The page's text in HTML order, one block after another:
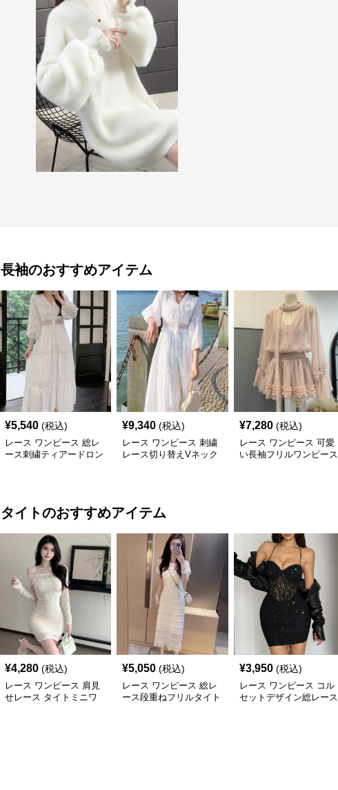
長袖のおすすめアイテム
¥5,540 (税込)
レース ワンピース 総レ
ース刺繍ティアードロン
¥9,340 (税込)
レース ワンピース 刺繍
レース切り替えVネック
¥7,280 (税込)
レース ワンピース 可愛
い長袖フリルワンピース
タイトのおすすめアイテム
¥4,280 (税込)
レース ワンピース 肩見
せレース タイトミニワ
¥5,050 (税込)
レース ワンピース 総レ
ース段重ねフリルタイト
¥3,950 (税込)
レース ワンピース コル
セットデザイン総レース